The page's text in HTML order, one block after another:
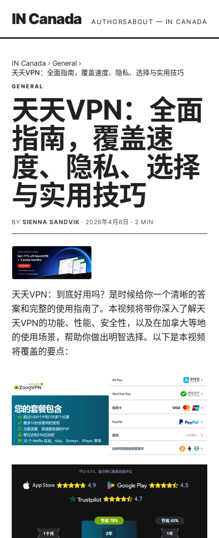
IN Canada AUTHORSABOUT — IN CANADA
IN Canada › General ›
天天VPN：全面指南，覆盖速度、隐私、选择与实用技巧
GENERAL
天天VPN：全面
指南，覆盖速
度、隐私、选择
与实用技巧
BY SIENNA SANDVIK · 2026年4月6日 · 2 MIN
天天VPN：到底好用吗？是时候给你一个清晰的答
案和完整的使用指南了。本视频将带你深入了解天
天VPN的功能、性能、安全性，以及在加拿大等地
的使用场景，帮助你做出明智选择。以下是本视频
将覆盖的要点：